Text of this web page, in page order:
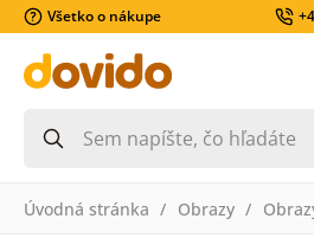
Všetko o nákupe
Úvodná stránka Obrazy